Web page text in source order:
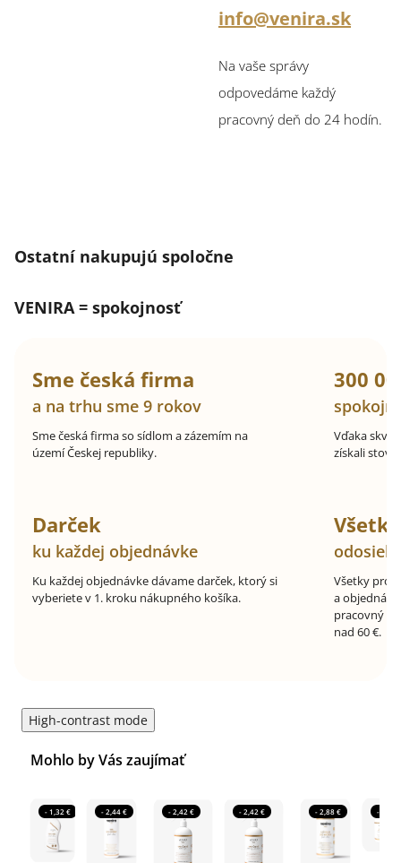
info@venira.sk
Na vaše správy
odpovedáme každý
pracovný deň do 24 hodín.
Ostatní nakupujú spoločne
VENIRA = spokojnosť
Sme česká firma
a na trhu sme 9 rokov
Sme česká firma so sídlom a zázemím na
území Českej republiky.
300
Vďaka
získali
Darček
ku každej objednávke
Ku každej objednávke dávame darček, ktorý si
vyberiete v 1. kroku nákupného košíka.
Všetky
a
pracovný
nad 60 €.
High-contrast mode
Mohlo by Vás zaujímať
- 1,32 € - 2,44 € - 2,42 € - 2,42 € - 2,88 € - 3,69